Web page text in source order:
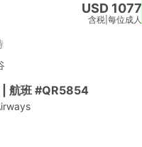
USD 1077
含税 每位成人
| 航班 #QR5854